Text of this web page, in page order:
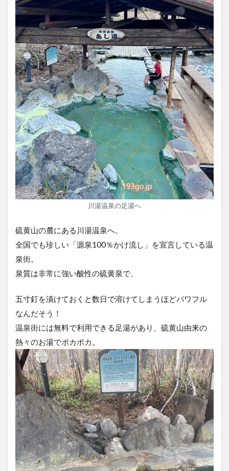
川湯温泉の足湯へ
硫黄山の麓にある川湯温泉へ。
全国でも珍しい「源泉100％かけ流し」を宣言している温
泉街。
泉質は非常に強い酸性の硫黄泉で、
五寸釘を漬けておくと数日で溶けてしまうほどパワフル
なんだそう！
温泉街には無料で利用できる足湯があり、硫黄山由来の
熱々のお湯でポカポカ。